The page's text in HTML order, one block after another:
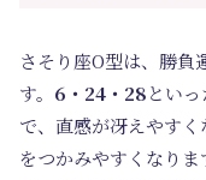
さそり座O型は、勝負
す。 6・24・28とい
で、直感が冴えやす
をつかみやすくなり